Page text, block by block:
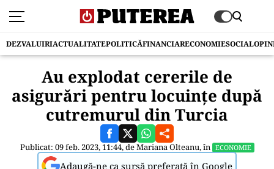
DEZVALUIRIACTUALITATEPOLITICĂFINANCIARECONOMIESOCIAL
Au explodat cererile de
asigurări pentru locuințe după
cutremurul din Turcia
Publicat: 09 feb. 2023, 11:44, deMariana Olteanu, în ECONOMIE
Adaugă-ne ca sursă preferată în Google